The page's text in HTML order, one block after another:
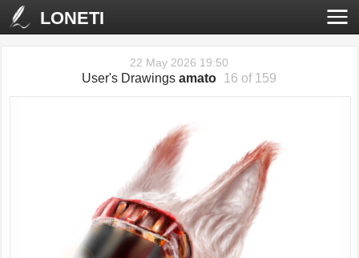
LONETI
22 May 2026 19:50
User's Drawingsamato 16 of 159